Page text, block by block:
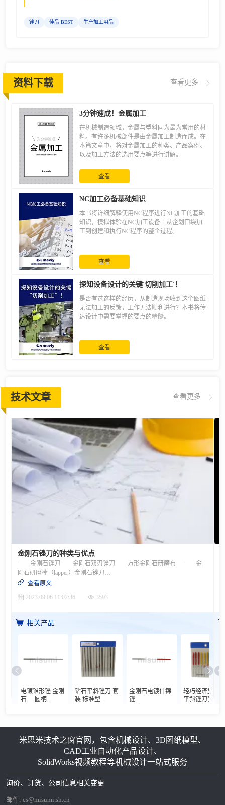
锉刀 佳品 BEST 生产加工用品
资料下载 查看更多
3分钟速成！金属加工
在机械制造领域，金属与塑料同为最为常用的材
料。有许多机械部件是由金属加工制造而成。在
本篇文章中，将对金属加工的种类、产品案例、
以及加工方法的选用要点等进行讲解。
查看
NC加工必备基础知识
本书将详细解释使用NC程序进行NC加工的基础
知识，模拟体验在NC加工设备上从企划口袋加
工到创建和执行NC程序的整个过程。
查看
探知设备设计的关键'切削加工'！
是否有过这样的经历，从制造现场收到这个图纸
无法加工的反馈，工作无法顺利进行？本书将传
达设计中需要掌握的要点的精髓。
查看
技术文章 查看更多
金刚石锉刀的种类与优点
· 金刚石锉刀· 金刚石双刃锉刀· 方形金刚石研磨布 · 金
刚石研磨棒（lapper）金刚石锉刀用于陶瓷、玻璃、磨削刀片等难切削材料的研磨。优点· 非常适合用于硬质合金、淬火钢、陶瓷、玻璃、增强塑料等硬质材料的磨削加工。· 金刚石磨粒被牢固地固定在锉刀基体上，能够自始至终始终保持其锋利度。· 用于各种模具的精加工、校正、修圆；各种刀片的研磨；玻璃、陶瓷及各种硬质材料的磨削。精密型适合用于除毛刺、精密切削、校正、研配等用途。金工型适用于除毛刺粗切削、刚性工件加工。小知识 关于维护当发生堵塞时，请用牙刷等清除掉研磨粉末。清除干净后即可修复。【注意事项】5/6/10/12支套装是表示锉刀大小的统称，并非表示5支装、8支装、10支装、12支装。金刚石双刃锉刀优点· 可用于研磨锉刀、砂轮所无法研磨的陶瓷、超硬、淬火钢等材质。· 其形状为菱形，即使是传统锉刀难以伸入的位置也能轻松研磨。· 请根据被切削材料相应选择锉刀长度（mm）。尤其适合用于锯齿的修复※作业。※锯齿修复＝长期使用之后，锯齿的刃口会逐渐变钝，锋利度变差。这项作业是用于打磨刃口，从而让其恢复锋利度。方形金刚石研磨布优点· 用于玻璃、陶瓷、石材等难切削材料的倒角以及切断面修正。也可蘸水或油后研磨。不易堵塞。· 可根据被切削对象，仅剪取所需尺寸使用。 · 电沉积是一种将金刚石晶粒固定在镀镍层中的工艺方法。· 标准规格产品包括＃60、#100、#400三种不同粒度。也可制作其他（～#3000）规格产品。 · #60～粗磨、#400～中磨、#800～精密研磨。金刚石研磨棒（lapper）优点· 这是以金刚石方形研磨布为基材，相应进行加工并贴合而制成。由于带有手柄，因此非常适合用于细小部位的研磨加工。与锉刀不同，这种工具没有方向性，可以从前后左右的任何方向进行研磨加工。· 粒度包括＃80、#180、#400、#600、#800、#1000六种。要点如下！· 请确认刃长（mm）、形状。· 请确认种类。
查看原文
2023.09.06 11:02:36
3593
相关产品
电镀锥形锉 金刚
石 -圆柄...
钻石平斜锉刀 套
装 标准型...
金刚石电镀什锦
锉...
轻巧经济型钻石
平斜锉刀套装...
米思米技术之窗官网，包含机械设计、3D图纸模型、
CAD工业自动化产品设计、
SolidWorks视频教程等机械设计一站式服务
询价、订货、公司信息相关变更
邮件: cs@misumi.sh.cn